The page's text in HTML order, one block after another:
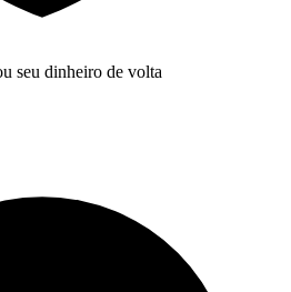
seu dinheiro de volta